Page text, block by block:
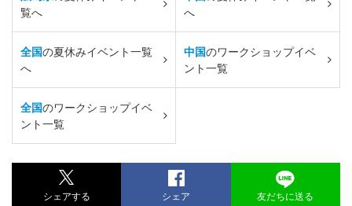
覧へ
へ
全国の夏休みイベント一覧
へ
中国のワークショップイベ
ント一覧
全国のワークショップイベ
ント一覧
シェアする シェア 友だちに送る